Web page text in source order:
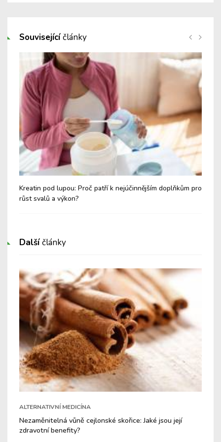
Souvisejícíčlánky
Kreatin pod lupou: Proč patří k nejúčinnějším doplňkům pro
růst svalů a výkon?
Dalšíčlánky
ALTERNATIVNÍ MEDICÍNA
Nezaměnitelná vůně cejlonské skořice: Jaké jsou její
zdravotní benefity?